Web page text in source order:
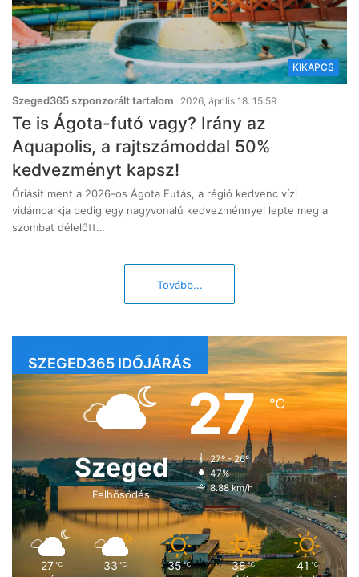
KIKAPCS
Szeged365 szponzorált tartalom 2026, április 18. 15:59
Te is Ágota-futó vagy? Irány az
Aquapolis, a rajtszámoddal 50%
kedvezményt kapsz!
Óriásit ment a 2026-os Ágota Futás, a régió kedvenc vízi
vidámparkja pedig egy nagyvonalú kedvezménnyel lepte meg a
szombat délelőtt…
Tovább...
SZEGED365 IDŐJÁRÁS
Szeged
Felhősödés
27℃
27º - 26º
47%
8.88 km/h
27 ℃ 33 ℃ 35 ℃ 38 ℃ 41 ℃